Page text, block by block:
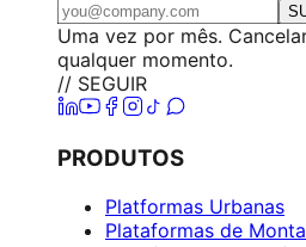
Uma vez por mês.
qualquer momento.
// SEGUIR
PRODUTOS
Platformas Urbanas
Plataformas de